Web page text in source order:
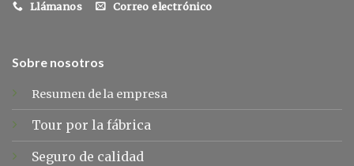
Llámanos Correo electrónico
Sobre nosotros
Resumen de la empresa
Tour por la fábrica
Seguro de calidad